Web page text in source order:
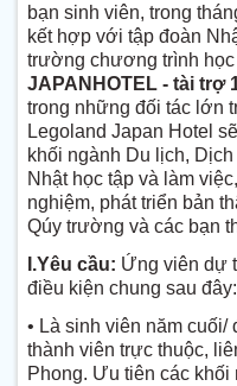
bạn sinh viên, trong
kết hợp với tập đoàn
trường chương trình học
JAPAN HOTEL - tài trợ
trong những đối tác lớn
Legoland Japan Hotel
khối ngành Du lịch,
Nhật học tập và làm
nghiệm, phát triển bản
Qúy trường và các bạn
I.Yêu cầu: Ứng viên dự
điều kiện chung sau đây:
• Là sinh viên năm
thành viên trực thuộc,
Phong. Ưu tiên các